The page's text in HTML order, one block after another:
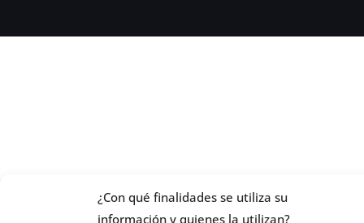
¿Con qué finalidades se utiliza su
información y quienes la utilizan?